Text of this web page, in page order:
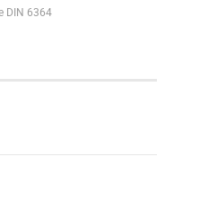
DIN 6364